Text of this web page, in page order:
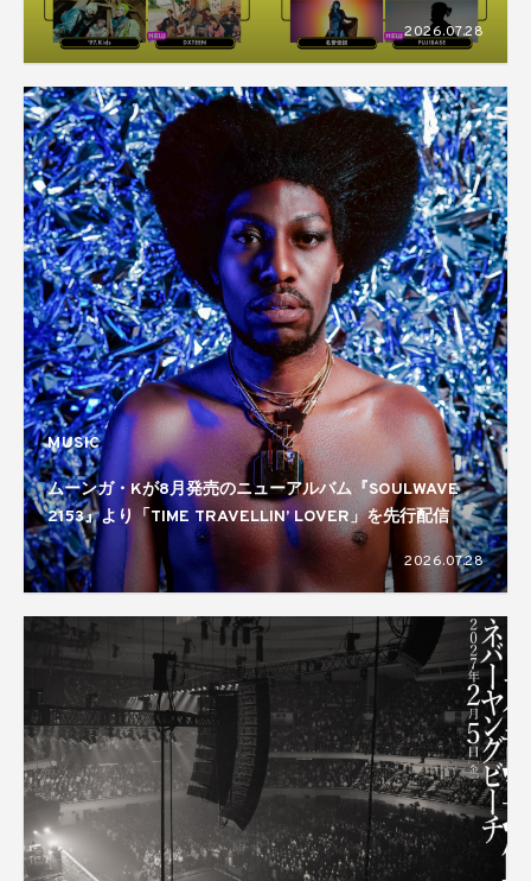
2026.07.28
MUSIC
ムーンガ・Kが8月発売のニューアルバム『SOULWAVE
2153』より「TIME TRAVELLIN’ LOVER」を先行配信
2026.07.28